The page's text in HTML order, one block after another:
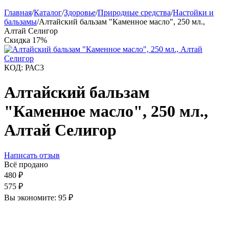
Главная/Каталог/Здоровье/Природные средства/Настойки и
бальзамы/Алтайский бальзам "Каменное масло", 250 мл.,
Алтай Селигор
Скидка 17%
КОД: РАС3
Алтайский бальзам
"Каменное масло", 250 мл.,
Алтай Селигор
Написать отзыв
Всё продано
480 ₽
575 ₽
Вы экономите: 95 ₽